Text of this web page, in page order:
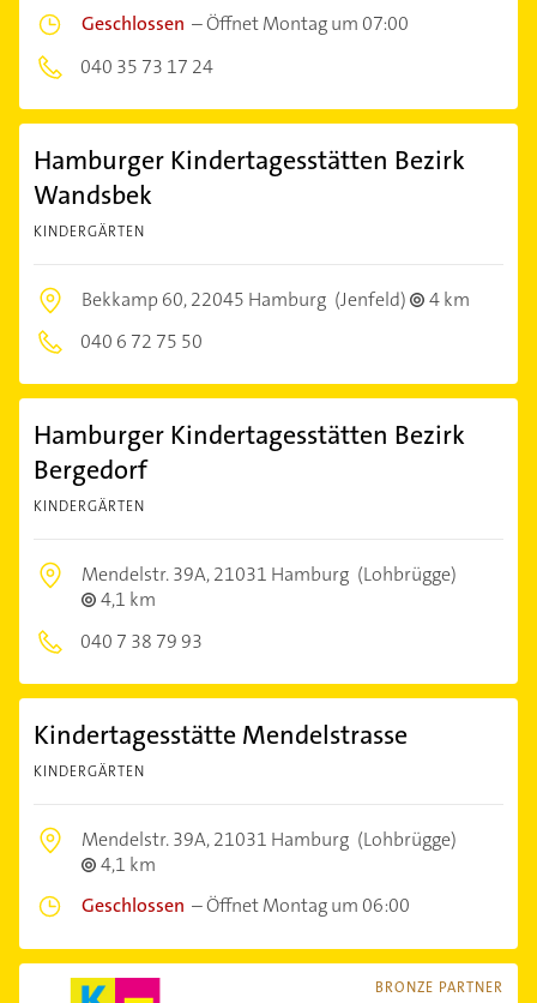
Geschlossen –Öffnet Montag um 07:00
040 35 73 17 24
Hamburger Kindertagesstätten Bezirk
Wandsbek
KINDERGÄRTEN
Bekkamp 60,22045 Hamburg (Jenfeld)
4 km
040 6 72 75 50
Hamburger Kindertagesstätten Bezirk
Bergedorf
KINDERGÄRTEN
Mendelstr. 39A,21031 Hamburg (Lohbrügge)
4,1 km
040 7 38 79 93
Kindertagesstätte Mendelstrasse
KINDERGÄRTEN
Mendelstr. 39A,21031 Hamburg (Lohbrügge)
4,1 km
Geschlossen –Öffnet Montag um 06:00
BRONZE PARTNER